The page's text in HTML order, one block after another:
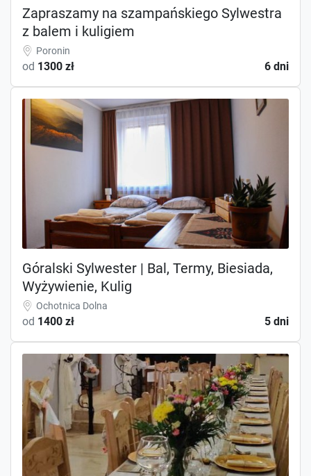
Zapraszamy na szampańskiego Sylwestra
z balem i kuligiem
Poronin
od 1300 zł 6 dni
Góralski Sylwester | Bal, Termy, Biesiada,
Wyżywienie, Kulig
Ochotnica Dolna
od 1400 zł 5 dni